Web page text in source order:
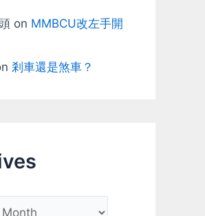
on MMBCU改左手開
剎車還是煞車？